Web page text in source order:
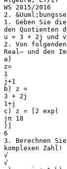
WS 2015/2016
2.
1. Geben Sie
den Quotienten
u = 3 + 2j und
2. Von folgenden
Real– und den
a)
z=
1
j+1
b) z =
3 + 2j
1+j
c) z = [2 exp(
jπ 18
)]
6
3. Berechnen
komplexen Zahl!
√
√